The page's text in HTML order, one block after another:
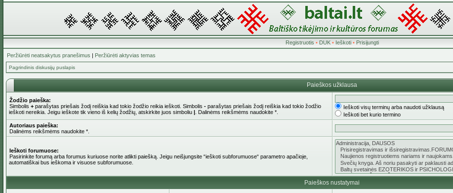
Registruotis • DUK• Ieškoti• Prisijungti
Peržiūrėti neatsakytus pranešimus | Peržiūrėti aktyvias temas
Pagrindinis diskusijų puslapis
Paieškos užklausa
Žodžio paieška:
Simbolis + parašytas priešais žodį reiškia kad tokio žodžio reikia ieškoti. Simbolis - parašytas priešais žodį reiškia kad tokio žodžio
ieškoti nereikia. Jeigu ieškote tik vieno iš kelių žodžių, atskirkite juos simboliu | . Dalinėms reikšmėms naudokite *.
Ieškoti visų terminų arba naudoti užklausą
Ieškoti bet kurio termino
Autoriaus paieška:
Dalinėms reikšmėms naudokite *.
Ieškoti forumuose:
Pasirinkite forumą arba forumus kuriuose norite atlikti paiešką. Jeigu neišjungsite “ieškoti subforumuose“ parametro apačioje,
automatiškai bus ieškoma ir visuose subforumuose.
Paieškos nustatymai